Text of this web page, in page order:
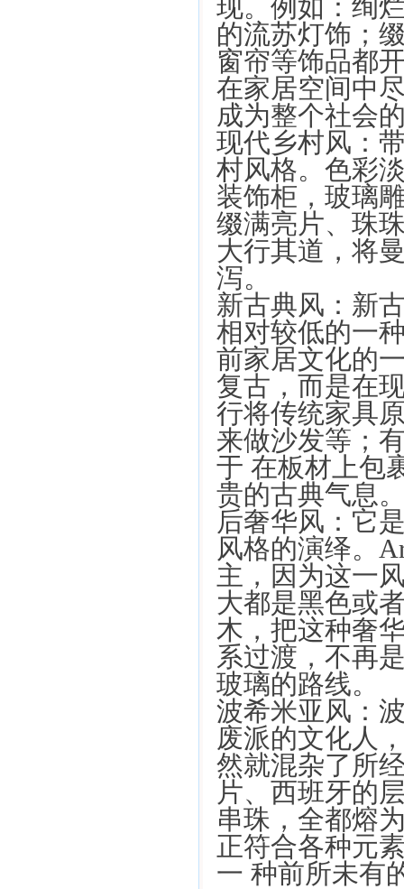
现。例如：绚
的流苏灯饰；
窗帘等饰品都
在家居空间中
成为整个社会
现代乡村风：
村风格。色彩
装饰柜，玻璃
缀满亮片、珠
大行其道，将
泻。
新古典风：新
相对较低的一
前家居文化的
复古，而是在
行将传统家具
来做沙发等；
于 在板材上包
贵的古典气息
后奢华风：它
风格的演绎。
主，因为这一
大都是黑色或
木，把这种奢
系过渡，不再
玻璃的路线。
波希米亚风：
废派的文化人
然就混杂了所
片、西班牙的
串珠，全都熔
正符合各种元
一 种前所未有